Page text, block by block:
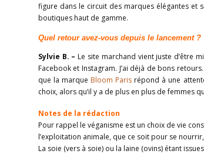
figure dans le circuit des marques élégantes
boutiques haut de gamme.
Quel retour avez-vous depuis le lancement ?
Sylvie B. – Le site marchand vient juste d’être
Facebook et Instagram. J’ai déjà de bons
que la marque Bloom Paris répond à une
choix, alors qu’il y a de plus en plus de femmes
Notes de la rédaction
Pour rappel le véganisme est un choix de vie
l’exploitation animale, que ce soit pour se
La soie (vers à soie) ou la laine (ovins) étant